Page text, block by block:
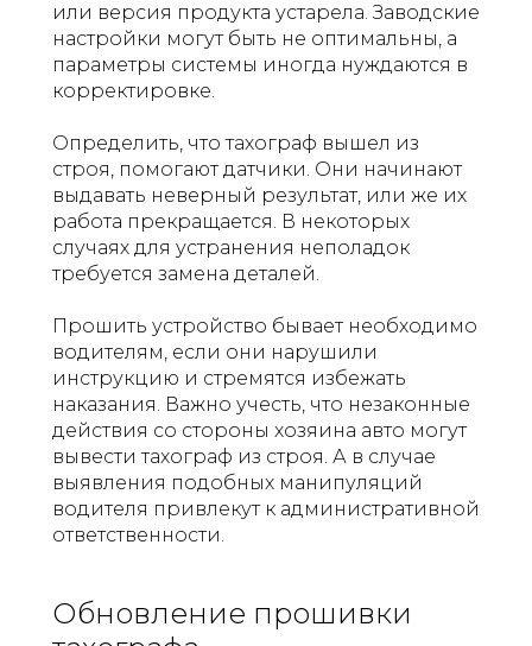
или версия продукта устарела. Заводские
настройки могут быть не оптимальны, а
параметры системы иногда нуждаются в
корректировке.
Определить, что тахограф вышел из
строя, помогают датчики. Они начинают
выдавать неверный результат, или же их
работа прекращается. В некоторых
случаях для устранения неполадок
требуется замена деталей.
Прошить устройство бывает необходимо
водителям, если они нарушили
инструкцию и стремятся избежать
наказания. Важно учесть, что незаконные
действия со стороны хозяина авто могут
вывести тахограф из строя. А в случае
выявления подобных манипуляций
водителя привлекут к административной
ответственности.
Обновление прошивки